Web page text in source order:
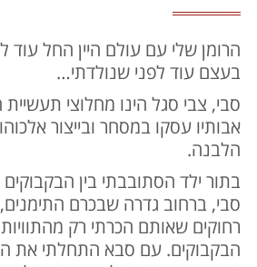
הרומן שלי עם עולם היין החל עוד
בעצם עוד לפני שנולדתי…
סבי, צבי סגל הינו מחלוצי תעשיית
אבותיו עסקו במסחר ובייצור
הלבנה.
בתור ילד הסתובבתי בין
סבי, ברחוב גדרה שבכרם
רחוקים שאותם הכרתי רק
הבקבוקים. עם סבא התחלתי את